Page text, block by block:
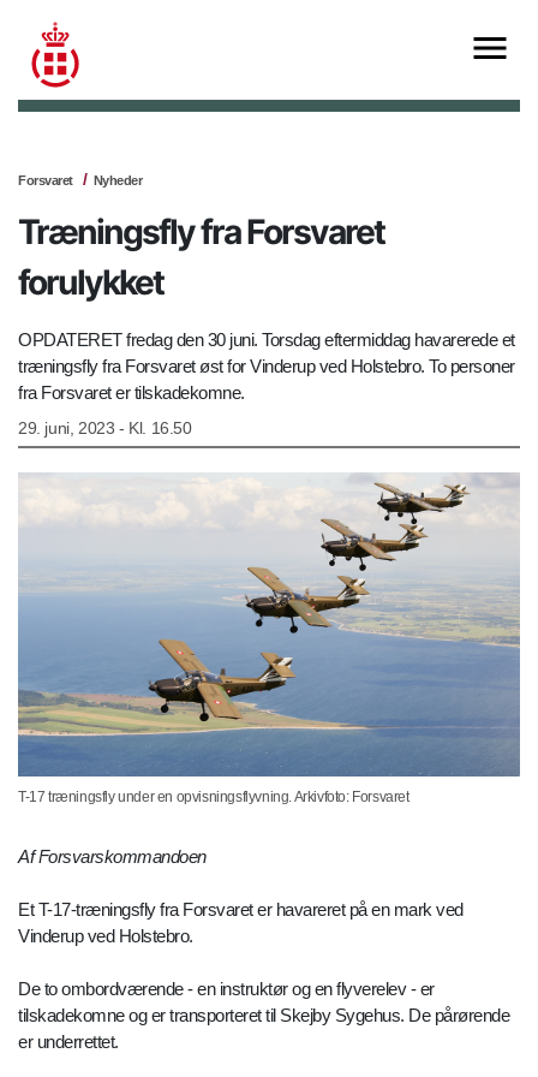
Forsvaret Nyheder
Træningsfly fra Forsvaret
forulykket
OPDATERET fredag den 30 juni. Torsdag eftermiddag havarerede et
træningsfly fra Forsvaret øst for Vinderup ved Holstebro. To personer
fra Forsvaret er tilskadekomne.
29. juni, 2023 - Kl. 16.50
T-17 træningsfly under en opvisningsflyvning. Arkivfoto: Forsvaret
Af Forsvarskommandoen
Et T-17-træningsfly fra Forsvaret er havareret på en mark ved
Vinderup ved Holstebro.
De to ombordværende - en instruktør og en flyverelev - er
tilskadekomne og er transporteret til Skejby Sygehus. De pårørende
er underrettet.